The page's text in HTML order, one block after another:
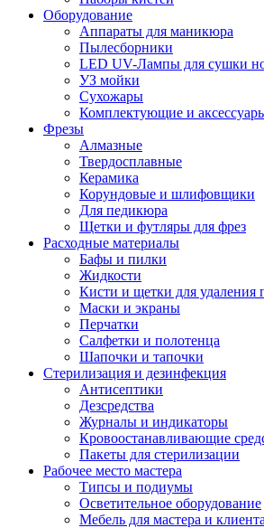
Оборудование
Аппараты для маникюра
Пылесборники
LED UV-Лампы для сушки
УЗ мойки
Сухожары
Комплектующие и
Фрезы
Алмазные
Твердосплавные
Керамика
Корундовые и шлифовщики
Для педикюра
Щетки и футляры для фрез
Расходные материалы
Бафы и пилки
Жидкости
Кисти и щетки для удаления
Маски и экраны
Перчатки
Салфетки и полотенца
Шапочки и тапочки
Стерилизация и дезинфекция
Антисептики
Дезсредства
Журналы и индикаторы
Кровоостанавливающие
Пакеты для стерилизации
Рабочее место мастера
Типсы и подиумы
Осветительное оборудование
Мебель для мастера и клиента